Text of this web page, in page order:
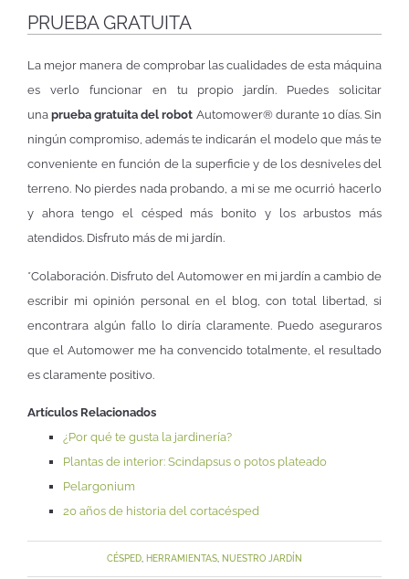
PRUEBA GRATUITA
La mejor manera de comprobar las cualidades de esta máquina
es verlo funcionar en tu propio jardín. Puedes solicitar
unaprueba gratuita del robot Automower® durante 10 días. Sin
ningún compromiso, además te indicarán el modelo que más te
conveniente en función de la superficie y de los desniveles del
terreno. No pierdes nada probando, a mi se me ocurrió hacerlo
y ahora tengo el césped más bonito y los arbustos más
atendidos. Disfruto más de mi jardín.
*Colaboración. Disfruto del Automower en mi jardín a cambio de
escribir mi opinión personal en el blog, con total libertad, si
encontrara algún fallo lo diría claramente. Puedo aseguraros
que el Automower me ha convencido totalmente, el resultado
es claramente positivo.
Artículos Relacionados
¿Por qué te gusta la jardinería?
Plantas de interior: Scindapsus o potos plateado
Pelargonium
20 años de historia del cortacésped
CÉSPED, HERRAMIENTAS, NUESTRO JARDÍN